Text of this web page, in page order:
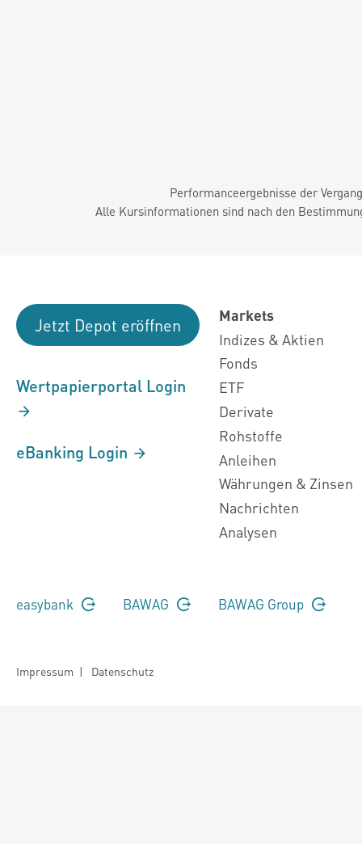
Performanceergebnisse der
Alle Kursinformationen sind nach den
Jetzt Depot eröffnen
Wertpapierportal Login
eBanking Login
Markets
Indizes & Aktien
Fonds
ETF
Derivate
Rohstoffe
Anleihen
Währungen & Zinsen
Nachrichten
Analysen
easybank BAWAG BAWAG Group
Impressum | Datenschutz